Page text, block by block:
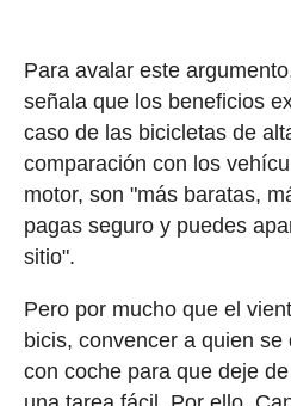
Para avalar este
señala que los beneficios
caso de las bicicletas de
comparación con los
motor, son "más baratas,
pagas seguro y puedes
sitio".
Pero por mucho que el
bicis, convencer a quien
con coche para que deje